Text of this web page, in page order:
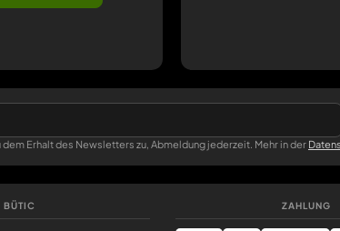
Erhalt des Newsletters zu, Abmeldung jederzeit. Mehr in der
BÜTIC ZAHLUNG